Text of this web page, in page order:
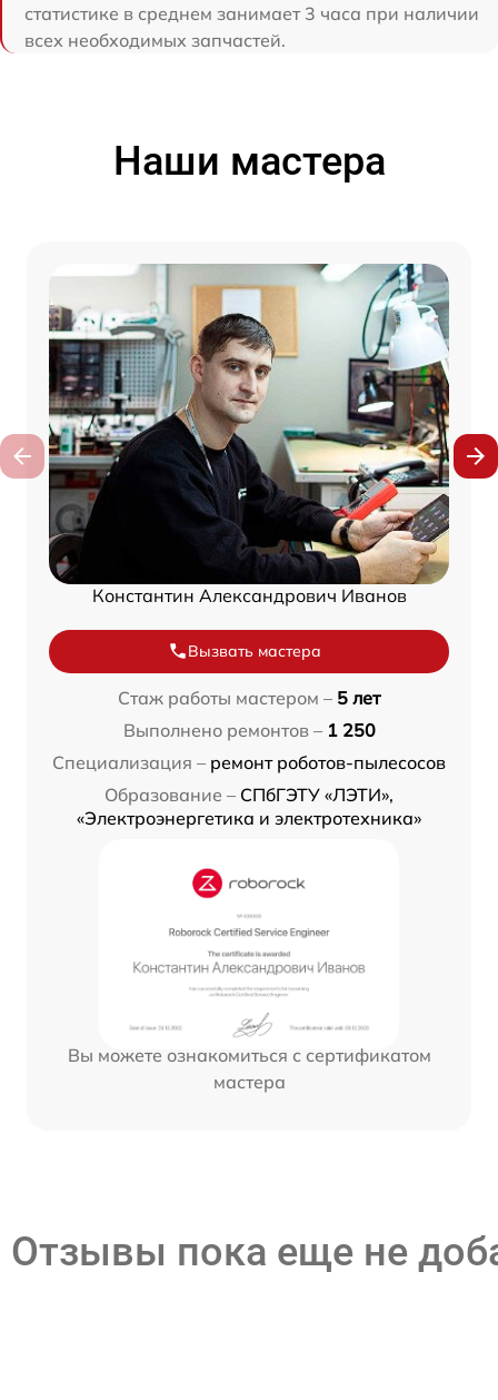
статистике в среднем занимает 3 часа при наличии
всех необходимых запчастей.
Наши мастера
Константин Александрович Иванов
Вызвать мастера
Стаж работы мастером – 5 лет
Выполнено ремонтов – 1 250
Специализация – ремонт роботов-пылесосов
Образование – СПбГЭТУ «ЛЭТИ»,
«Электроэнергетика и электротехника»
Вы можете ознакомиться с сертификатом
мастера
Отзывы пока еще не